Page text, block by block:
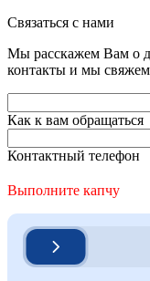
Связаться с нами
Мы расскажем Вам о
контакты и мы
Как к вам обращаться
Контактный телефон
Выполните капчу